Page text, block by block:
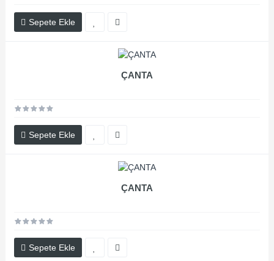
Sepete Ekle
ÇANTA
Sepete Ekle
ÇANTA
Sepete Ekle